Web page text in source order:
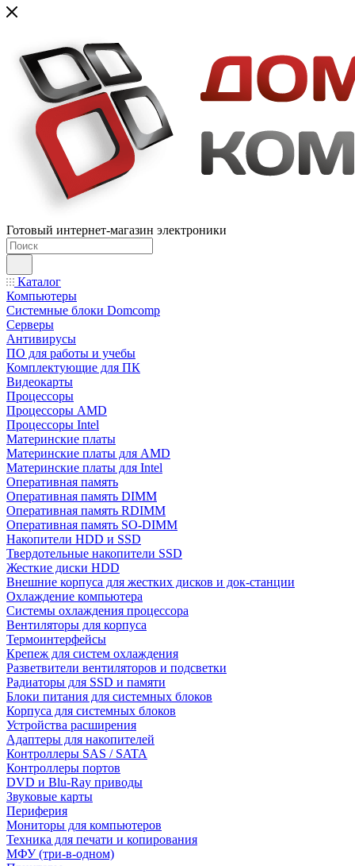
Готовый интернет-магазин электроники
Каталог
Компьютеры
Системные блоки Domcomp
Серверы
Антивирусы
ПО для работы и учебы
Комплектующие для ПК
Видеокарты
Процессоры
Процессоры AMD
Процессоры Intel
Материнские платы
Материнские платы для AMD
Материнские платы для Intel
Оперативная память
Оперативная память DIMM
Оперативная память RDIMM
Оперативная память SO-DIMM
Накопители HDD и SSD
Твердотельные накопители SSD
Жесткие диски HDD
Внешние корпуса для жестких дисков и док-станции
Охлаждение компьютера
Системы охлаждения процессора
Вентиляторы для корпуса
Термоинтерфейсы
Крепеж для систем охлаждения
Разветвители вентиляторов и подсветки
Радиаторы для SSD и памяти
Блоки питания для системных блоков
Корпуса для системных блоков
Устройства расширения
Адаптеры для накопителей
Контроллеры SAS / SATA
Контроллеры портов
DVD и Blu-Ray приводы
Звуковые карты
Периферия
Мониторы для компьютеров
Техника для печати и копирования
МФУ (три-в-одном)